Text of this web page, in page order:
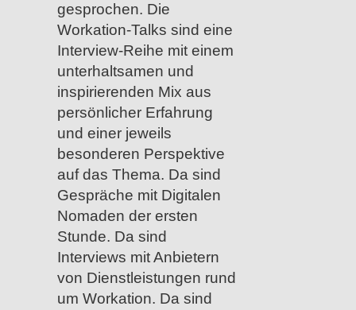
gesprochen. Die
Workation-Talks sind eine
Interview-Reihe mit einem
unterhaltsamen und
inspirierenden Mix aus
persönlicher Erfahrung
und einer jeweils
besonderen Perspektive
auf das Thema. Da sind
Gespräche mit Digitalen
Nomaden der ersten
Stunde. Da sind
Interviews mit Anbietern
von Dienstleistungen rund
um Workation. Da sind